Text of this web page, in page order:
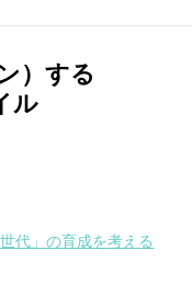
）する
ル
世代」の育成を考える